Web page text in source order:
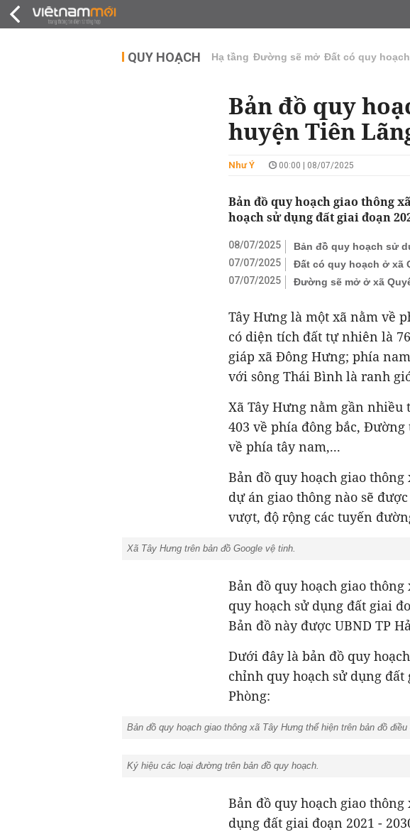
QUY HOẠCH Hạ tầng Đường sẽ mở Đất có quy hoạch
Bản đồ quy
huyện Tiên
Như Ý 00:00 | 08/07/2025
Bản đồ quy hoạch giao thông
hoạch sử dụng đất giai đoạn
08/07/2025
Bản đồ quy hoạch sử
07/07/2025
Đất có quy hoạch ở xã
07/07/2025
Đường sẽ mở ở xã
Tây Hưng là một xã nằm về
có diện tích đất tự nhiên là
giáp xã Đông Hưng; phía
với sông Thái Bình là ranh
Xã Tây Hưng nằm gần
403 về phía đông bắc,
về phía tây nam,...
Bản đồ quy hoạch giao
dự án giao thông nào sẽ
vượt, độ rộng các tuyến
Xã Tây Hưng trên bản đồ Google vệ tinh.
Bản đồ quy hoạch giao
quy hoạch sử dụng đất giai
Bản đồ này được UBND TP
Dưới đây là bản đồ quy
chỉnh quy hoạch sử dụng đất
Phòng:
Bản đồ quy hoạch giao thông xã Tây Hưng thể hiện trên bản đồ
Ký hiệu các loại đường trên bản đồ quy hoạch.
Bản đồ quy hoạch giao
dụng đất giai đoạn 2021 -